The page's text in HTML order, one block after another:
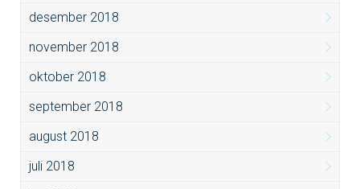
desember 2018
november 2018
oktober 2018
september 2018
august 2018
juli 2018